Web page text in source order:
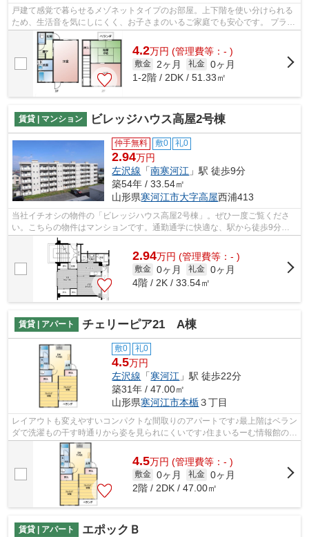
戸建て感覚で暮らせるメゾネットタイプのお部屋。上下階を使い分けられる
ため、生活音を気にしにくく、お子さまのいるご家庭でも安心です。 プライ
ベート空間をしっかり確保でき、家族...
4.2万円 (管理費等：- )
敷金 2ヶ月 礼金 0ヶ月
1-2階 / 2DK / 51.33㎡
賃貸 | マンション ビレッジハウス高屋2号棟
仲手無料 敷0 礼0
2.94万円
左沢線 「南寒河江 」駅 徒歩9分
築54年 / 33.54㎡
山形県寒河江市大字高屋西浦413
当社イチオシの物件の「ビレッジハウス高屋2号棟」。ぜひ一度ご覧くださ
い。こちらの物件はマンションです。通勤通学に快適な、駅から徒歩9分の
物件はいかがでしょうか。あなたのこだ...
2.94万円 (管理費等：- )
敷金 0ヶ月 礼金 0ヶ月
4階 / 2K / 33.54㎡
賃貸 | アパート チェリーピア21 A棟
敷0 礼0
4.5万円
左沢線 「寒河江 」駅 徒歩22分
築31年 / 47.00㎡
山形県寒河江市本楯３丁目
レイアウトも変えやすいコンパクトな間取りのアパートです♪最上階はベラン
ダで洗濯もの干す時通りから姿を見られにくいです♪住まいるーむ情報館の紹
介している物件が気になるなら、023...
4.5万円 (管理費等：- )
敷金 0ヶ月 礼金 0ヶ月
2階 / 2DK / 47.00㎡
賃貸 | アパート エポックＢ